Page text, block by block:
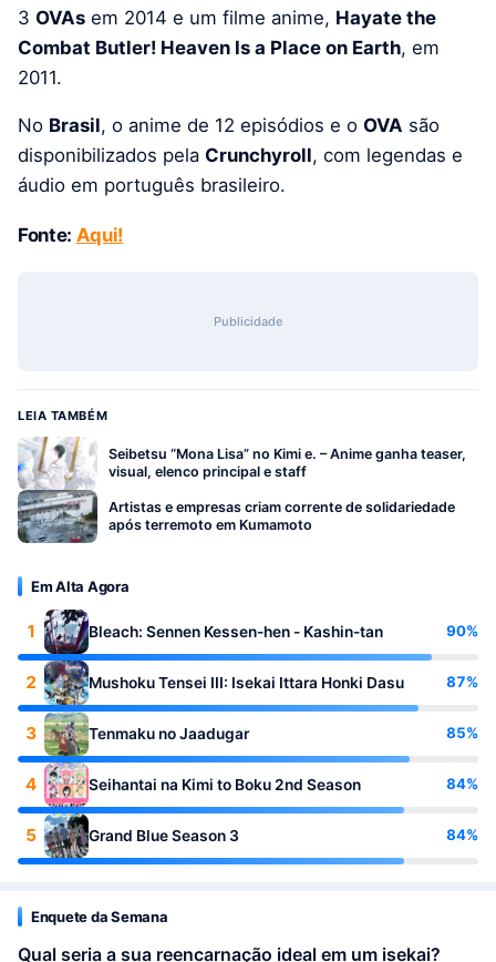
3 OVAs em 2014 e um filme anime, Hayate the
Combat Butler! Heaven Is a Place on Earth, em
2011.
No Brasil, o anime de 12 episódios e o OVA são
disponibilizados pela Crunchyroll, com legendas e
áudio em português brasileiro.
Fonte: Aqui!
Publicidade
LEIA TAMBÉM
Seibetsu “Mona Lisa” no Kimi e. – Anime ganha teaser,
visual, elenco principal e staff
Artistas e empresas criam corrente de solidariedade
após terremoto em Kumamoto
Em Alta Agora
1 Bleach: Sennen Kessen-hen - Kashin-tan 90%
2 Mushoku Tensei III: Isekai Ittara Honki Dasu 87%
3 Tenmaku no Jaadugar 85%
4 Seihantai na Kimi to Boku 2nd Season 84%
5 Grand Blue Season 3 84%
Enquete da Semana
Qual seria a sua reencarnação ideal em um isekai?